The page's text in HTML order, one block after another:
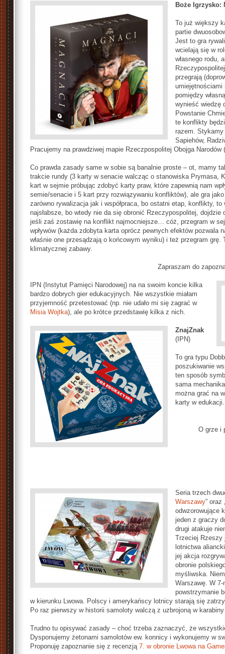
Boże Igrzysko:
To już większy
partie
Jest to gra
wcielają się w
własnego rodu,
przegrają
umiejętnościami
pomiędzy
wynieść wiedzę
Powstanie
te konflikty
razem.
Sapiehów,
Pracujemy na prawdziwej mapie Rzeczpospolitej Obojga Narodów
Co prawda zasady same w sobie są banalnie proste – ot, mamy
trakcie rundy (3 karty w senacie walcząc o stanowiska Prymasa,
kart w sejmie próbując zdobyć karty praw, które zapewnią nam
semie/senacie i 5 kart przy rozwiązywaniu konfliktów), ale gra
zarówno rywalizacja jak i współpraca, bo ostatni etap, konflikty,
najsłabsze, bo wtedy nie da się obronić Rzeczypospolitej,
jeśli zaś zostawię na konflikt najmocniejsze… cóż, przegram w
wpływów (każda zdobyta karta oprócz pewnych efektów pozwala
właśnie one przesądzają o końcowym wyniku) i też przegram
klimatycznej zabawy.
Zapraszam do
IPN (Instytut Pamięci Narodowej) na na swoim koncie kilka
bardzo dobrych gier edukacyjnych. Nie wszystkie miałam
przyjemność przetestować (np. nie udało mi się zagrać w
Misia Wojtka), ale po krótce przedstawię kilka z nich.
ZnajZnak
(IPN)
To gra typu
poszukiwanie
ten sposób
sama
można grać na
karty w edukacji.
O grze i
Seria trzech
Warszawy” oraz
odwzorowujące
jeden z graczy
drugi atakuje
Trzeciej Rzeszy
lotnictwa
jej akcja
obronie
myśliwska.
Warszawę. W
powstrzymanie
w kierunku Lwowa. Polscy i amerykańscy lotnicy starają się
Po raz pierwszy w historii samoloty walczą z uzbrojoną w
Trudno tu opisywać zasady – choć trzeba zaznaczyć, że
Dysponujemy żetonami samolotów ew. konnicy i wykonujemy w
Proponuję zapoznanie się z recenzją 7. w obronie Lwowa na